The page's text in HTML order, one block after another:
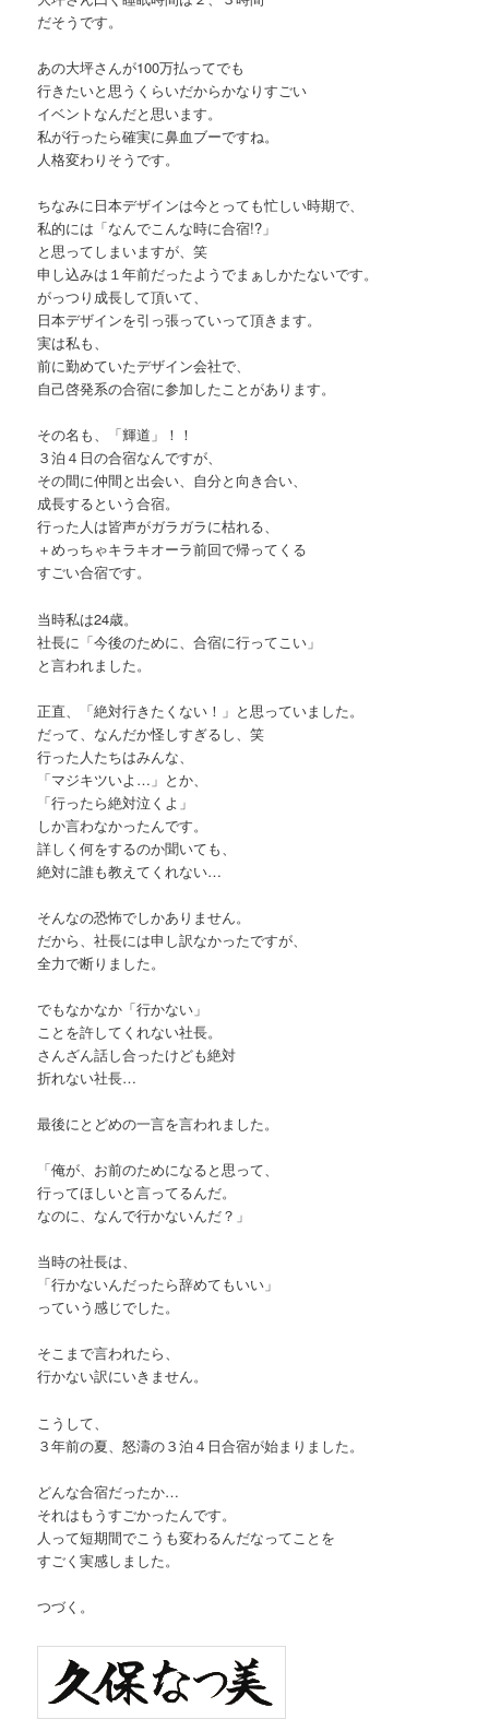
だそうです。
あの大坪さんが100万払ってでも
行きたいと思うくらいだからかなりすごい
イベントなんだと思います。
私が行ったら確実に鼻血ブーですね。
人格変わりそうです。
ちなみに日本デザインは今とっても忙しい時期で、
私的には「なんでこんな時に合宿!?」
と思ってしまいますが、笑
申し込みは１年前だったようでまぁしかたないです。
がっつり成長して頂いて、
日本デザインを引っ張っていって頂きます。
実は私も、
前に勤めていたデザイン会社で、
自己啓発系の合宿に参加したことがあります。
その名も、「輝道」！！
３泊４日の合宿なんですが、
その間に仲間と出会い、自分と向き合い、
成長するという合宿。
行った人は皆声がガラガラに枯れる、
＋めっちゃキラキオーラ前回で帰ってくる
すごい合宿です。
当時私は24歳。
社長に「今後のために、合宿に行ってこい」
と言われました。
正直、「絶対行きたくない！」と思っていました。
だって、なんだか怪しすぎるし、笑
行った人たちはみんな、
「マジキツいよ…」とか、
「行ったら絶対泣くよ」
しか言わなかったんです。
詳しく何をするのか聞いても、
絶対に誰も教えてくれない…
そんなの恐怖でしかありません。
だから、社長には申し訳なかったですが、
全力で断りました。
でもなかなか「行かない」
ことを許してくれない社長。
さんざん話し合ったけども絶対
折れない社長…
最後にとどめの一言を言われました。
「俺が、お前のためになると思って、
行ってほしいと言ってるんだ。
なのに、なんで行かないんだ？」
当時の社長は、
「行かないんだったら辞めてもいい」
っていう感じでした。
そこまで言われたら、
行かない訳にいきません。
こうして、
３年前の夏、怒濤の３泊４日合宿が始まりました。
どんな合宿だったか…
それはもうすごかったんです。
人って短期間でこうも変わるんだなってことを
すごく実感しました。
つづく。